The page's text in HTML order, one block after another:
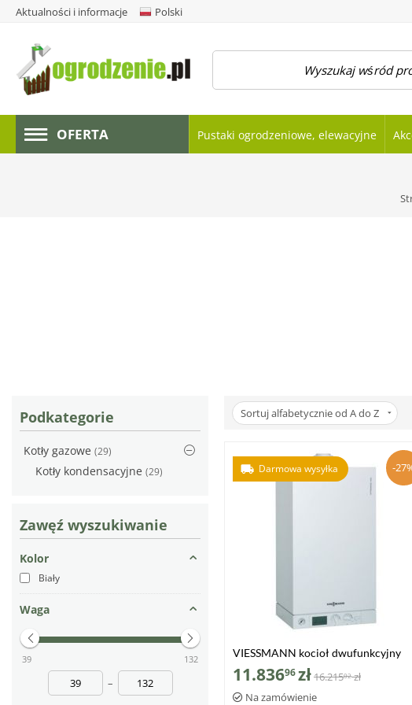
Aktualności i informacje Polski
OFERTA Pustaki ogrodzeniowe, elewacyjne
Podkategorie
Kotły gazowe (29)
Kotły kondensacyjne (29)
menu
Zawęź wyszukiwanie
Kolor
Biały
Waga
39 132
–
Sortuj alfabetycznie od A do Z
Darmowa wysyłka -
VIESSMANN kocioł dwufunkcyjny
VITODENS 100-W 6,5-26,0 kW
11.83696zł16.21502 zł
Na zamówienie